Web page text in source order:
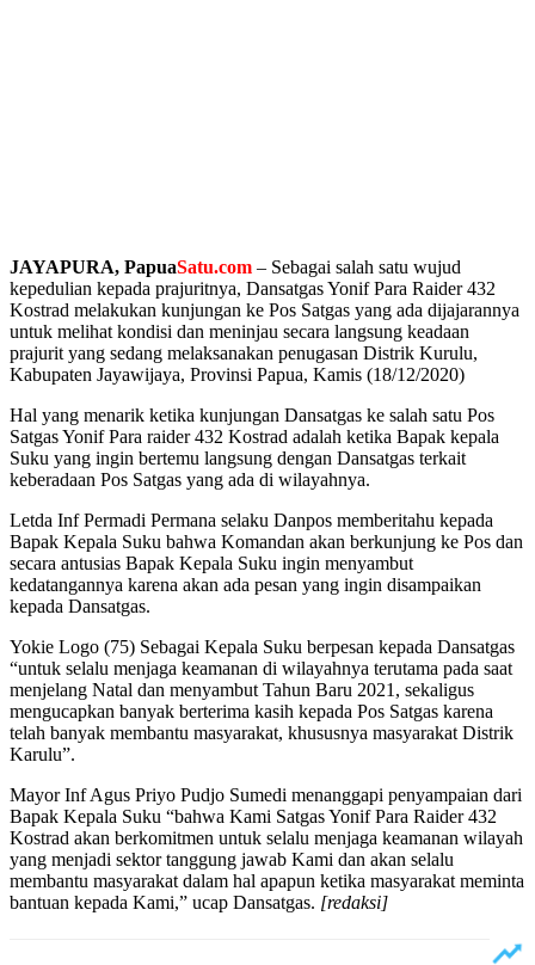
JAYAPURA, PapuaSatu.com – Sebagai salah satu wujud
kepedulian kepada prajuritnya, Dansatgas Yonif Para Raider 432
Kostrad melakukan kunjungan ke Pos Satgas yang ada dijajarannya
untuk melihat kondisi dan meninjau secara langsung keadaan
prajurit yang sedang melaksanakan penugasan Distrik Kurulu,
Kabupaten Jayawijaya, Provinsi Papua, Kamis (18/12/2020)
Hal yang menarik ketika kunjungan Dansatgas ke salah satu Pos
Satgas Yonif Para raider 432 Kostrad adalah ketika Bapak kepala
Suku yang ingin bertemu langsung dengan Dansatgas terkait
keberadaan Pos Satgas yang ada di wilayahnya.
Letda Inf Permadi Permana selaku Danpos memberitahu kepada
Bapak Kepala Suku bahwa Komandan akan berkunjung ke Pos dan
secara antusias Bapak Kepala Suku ingin menyambut
kedatangannya karena akan ada pesan yang ingin disampaikan
kepada Dansatgas.
Yokie Logo (75) Sebagai Kepala Suku berpesan kepada Dansatgas
“untuk selalu menjaga keamanan di wilayahnya terutama pada saat
menjelang Natal dan menyambut Tahun Baru 2021, sekaligus
mengucapkan banyak berterima kasih kepada Pos Satgas karena
telah banyak membantu masyarakat, khususnya masyarakat Distrik
Karulu”.
Mayor Inf Agus Priyo Pudjo Sumedi menanggapi penyampaian dari
Bapak Kepala Suku “bahwa Kami Satgas Yonif Para Raider 432
Kostrad akan berkomitmen untuk selalu menjaga keamanan wilayah
yang menjadi sektor tanggung jawab Kami dan akan selalu
membantu masyarakat dalam hal apapun ketika masyarakat meminta
bantuan kepada Kami,” ucap Dansatgas. [redaksi]